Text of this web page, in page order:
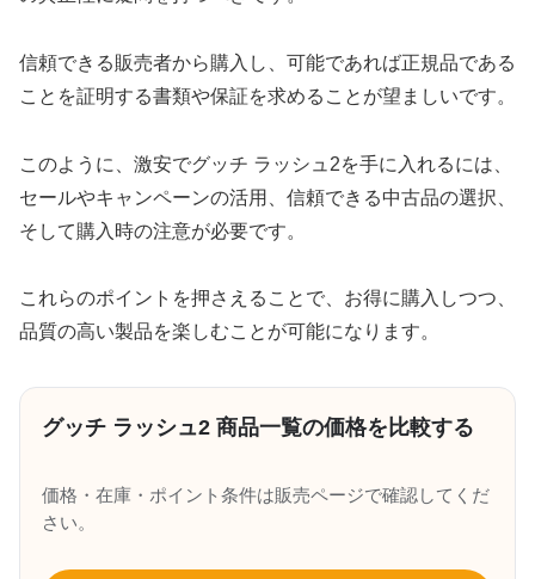
信頼できる販売者から購入し、可能であれば正規品である
ことを証明する書類や保証を求めることが望ましいです。
このように、激安でグッチ ラッシュ2を手に入れるには、
セールやキャンペーンの活用、信頼できる中古品の選択、
そして購入時の注意が必要です。
これらのポイントを押さえることで、お得に購入しつつ、
品質の高い製品を楽しむことが可能になります。
グッチ ラッシュ2 商品一覧の価格を比較する
価格・在庫・ポイント条件は販売ページで確認してくだ
さい。